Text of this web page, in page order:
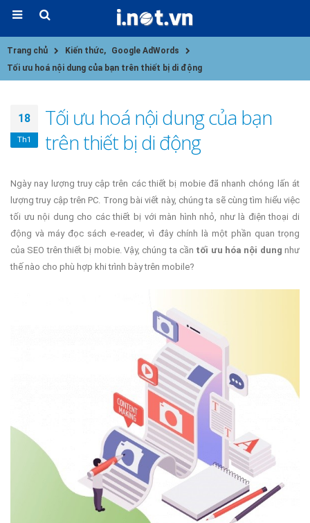
Trang chủ Kiến thức,
Google AdWords
Tối ưu hoá nội dung của bạn trên thiết bị di động
18
Th1
Tối ưu hoá nội dung của bạn
trên thiết bị di động
Ngày nay lượng truy cập trên các thiết bị mobie đã nhanh chóng lấn át
lượng truy cập trên PC. Trong bài viết này, chúng ta sẽ cùng tìm hiểu việc
tối ưu nội dung cho các thiết bị với màn hình nhỏ, như là điện thoại di
động và máy đọc sách e-reader, vì đây chính là một phần quan trọng
của SEO trên thiết bị mobie. Vậy, chúng ta cần tối ưu hóa nội dung như
thế nào cho phù hợp khi trình bày trên mobile?